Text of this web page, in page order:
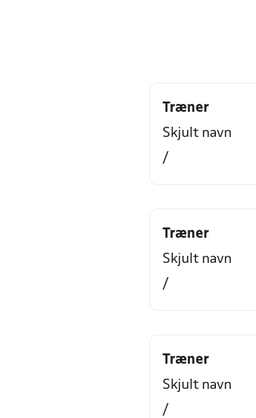
Træner
Skjult navn
/
Træner
Skjult navn
/
Træner
Skjult navn
/